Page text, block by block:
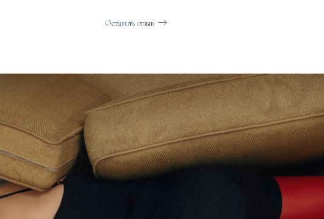
Оставить отзыв